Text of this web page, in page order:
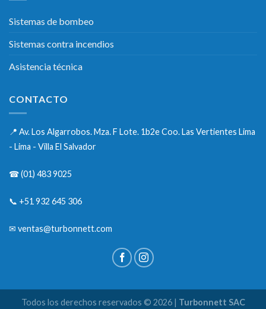
Sistemas de bombeo
Sistemas contra incendios
Asistencia técnica
CONTACTO
📍 Av. Los Algarrobos. Mza. F Lote. 1b2e Coo. Las Vertientes Lima
- Lima - Villa El Salvador
☎(01) 483 9025
📞 +51 932 645 306
✉ ventas@turbonnett.com
Todos los derechos reservados © 2026 | Turbonnett SAC